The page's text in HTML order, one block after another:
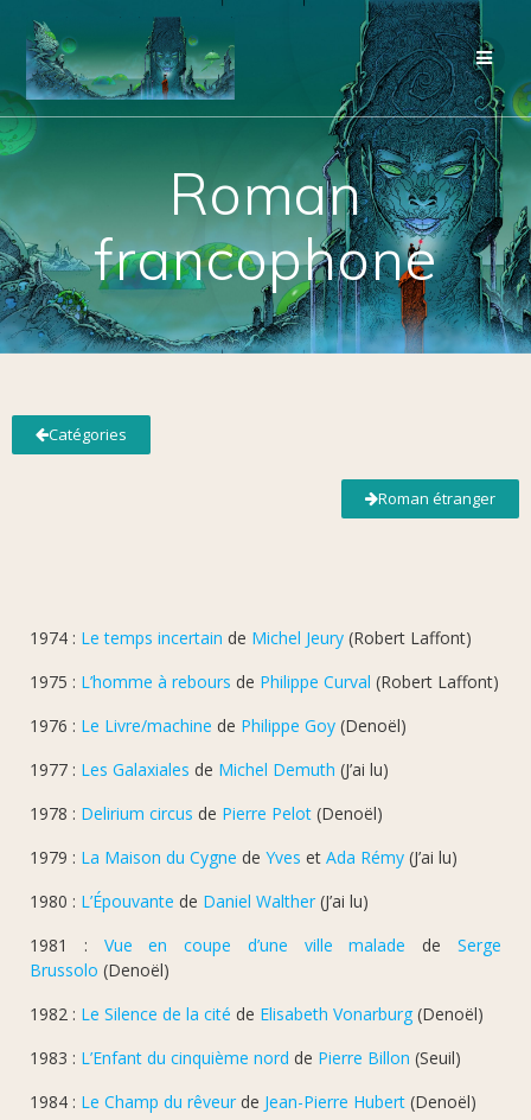
Roman
francophone
Catégories
Roman étranger
1974 : Le temps incertain de Michel Jeury (Robert Laffont)
1975 : L’homme à rebours de Philippe Curval (Robert Laffont)
1976 : Le Livre/machine de Philippe Goy (Denoël)
1977 : Les Galaxiales de Michel Demuth (J’ai lu)
1978 : Delirium circus de Pierre Pelot (Denoël)
1979 : La Maison du Cygne de Yves et Ada Rémy (J’ai lu)
1980 : L’Épouvante de Daniel Walther (J’ai lu)
1981 : Vue en coupe d’une ville malade deSerge
Brussolo (Denoël)
1982 : Le Silence de la cité de Elisabeth Vonarburg (Denoël)
1983 : L’Enfant du cinquième nord de Pierre Billon (Seuil)
1984 : Le Champ du rêveur de Jean-Pierre Hubert (Denoël)